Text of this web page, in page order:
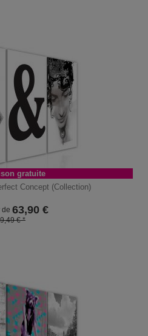
gratuite
Concept (Collection)
de 63,90€
€ *